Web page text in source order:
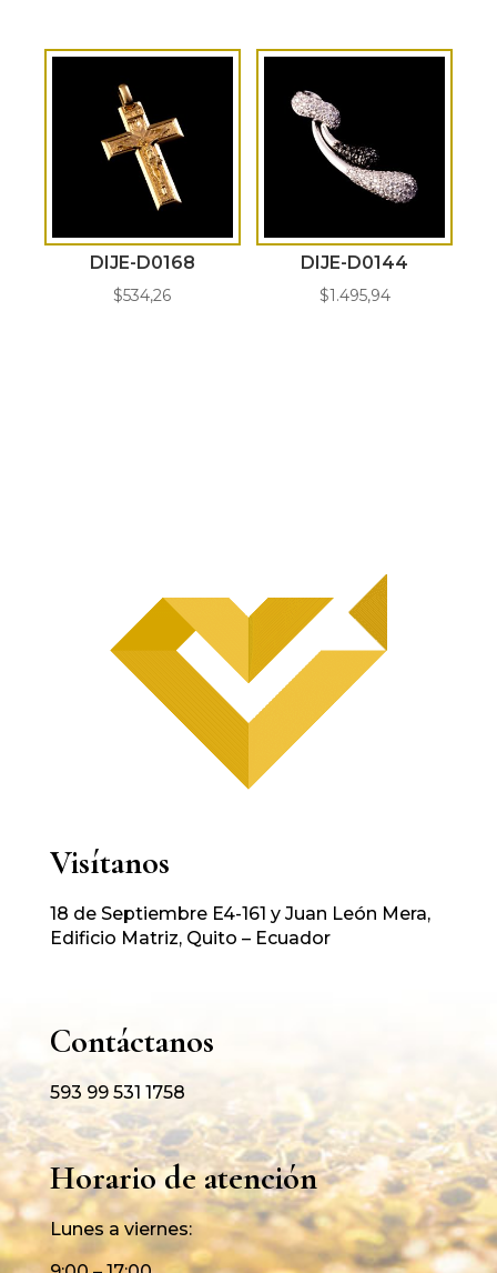
DIJE-D0168
$534,26
DIJE-D0144
$1.495,94
Visítanos
18 de Septiembre E4-161 y Juan León Mera,
Edificio Matriz, Quito – Ecuador
Contáctanos
593 99 531 1758
Horario de atención
Lunes a viernes: